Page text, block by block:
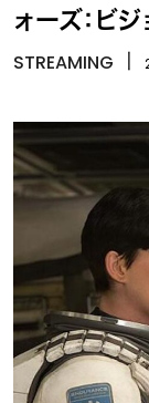
ォーズ：ビ
STREAMING